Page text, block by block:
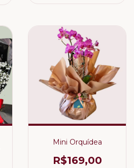
Mini Orquídea
R$169,00